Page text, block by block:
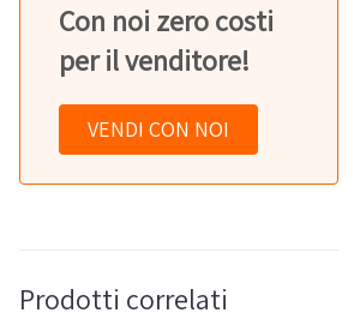
Con noi zero costi
per il venditore!
VENDI CON NOI
Prodotti correlati